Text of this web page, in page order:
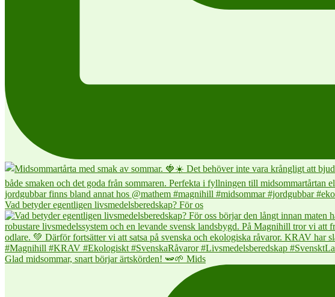
Vad betyder egentligen livsmedelsberedskap? För os
Glad midsommar, snart börjar ärtskörden! 🫛🌱 Mids